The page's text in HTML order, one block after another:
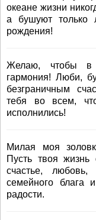
океане жизни
а бушуют только
рождения!
Желаю, чтобы в
гармония! Люби,
безграничным
тебя во всем,
исполнились!
Милая моя
Пусть твоя жизнь
счастье,
семейного блага
радости.